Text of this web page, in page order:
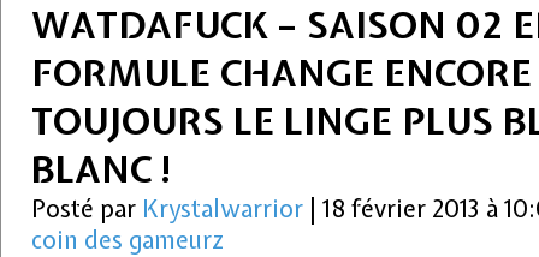
WATDAFUCK – SAISON 02
FORMULE CHANGE
TOUJOURS LE LINGE PLUS
BLANC !
Posté par Krystalwarrior
18 février 2013 à
coin des gameurz